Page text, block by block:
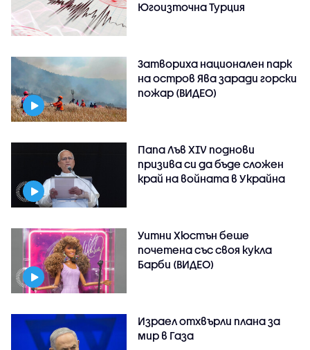
Югоизточна Турция
Затвориха национален парк
на остров Ява заради горски
пожар (ВИДЕО)
Папа Лъв XIV поднови
призива си да бъде сложен
край на войната в Украйна
Уитни Хюстън беше
почетена със своя кукла
Барби (ВИДЕО)
Израел отхвърли плана за
мир в Газа